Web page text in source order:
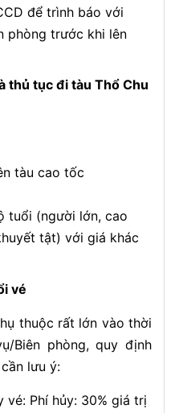
để trình báo với
phòng trước khi lên
thủ tục đi tàu Thổ Chu
tàu cao tốc
tuổi (người lớn, cao
tật) với giá khác
vé
thuộc rất lớn vào thời
Biên phòng, quy định
lưu ý:
vé: Phí hủy: 30% giá trị